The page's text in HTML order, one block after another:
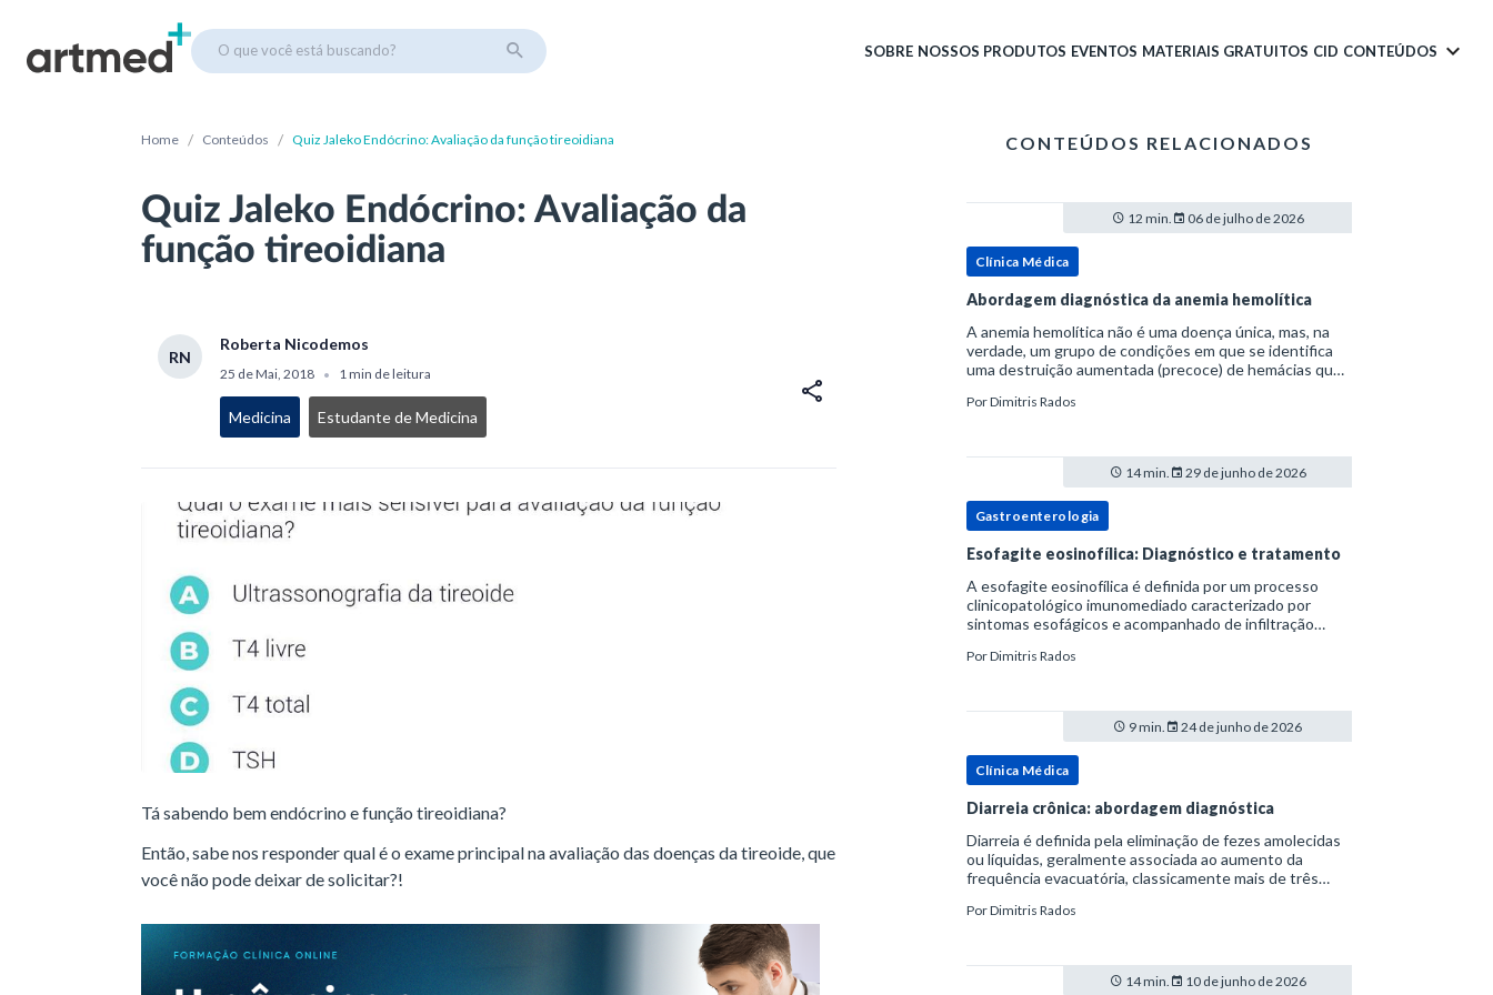
O que você está buscando? SOBRE NOSSOS PRODUTOS EVENTOS MATERIAIS GRATUITOS CID CONTEÚDOS
Home / Conteúdos / Quiz Jaleko Endócrino: Avaliação da função tireoidiana
Quiz Jaleko Endócrino: Avaliação da
função tireoidiana
RN
Roberta Nicodemos
25 de Mai, 2018 • 1 min de leitura
Medicina Estudante de Medicina
Tá sabendo bem endócrino e função tireoidiana?
Então, sabe nos responder qual é o exame principal na avaliação das doenças da tireoide, que
você não pode deixar de solicitar?!
CONTEÚDOS RELACIONADOS
12 min. 06 de julho de 2026
Clínica Médica
Abordagem diagnóstica da anemia hemolítica
A anemia hemolítica não é uma doença única, mas, na
verdade, um grupo de condições em que se identifica
uma destruição aumentada (precoce) de hemácias que
óssea.Como a vida média normal da hemácia é de apro
PorDimitris Rados
14 min. 29 de junho de 2026
Gastroenterologia
Esofagite eosinofílica: Diagnóstico e tratamento
A esofagite eosinofílica é definida por um processo
clinicopatológico imunomediado caracterizado por
sintomas esofágicos e acompanhado de infiltração
dentro do espectro da doença do refluxo gastr
PorDimitris Rados
9 min. 24 de junho de 2026
Clínica Médica
Diarreia crônica: abordagem diagnóstica
Diarreia é definida pela eliminação de fezes amolecidas
ou líquidas, geralmente associada ao aumento da
frequência evacuatória, classicamente mais de três
prática, a consistência das fezes costuma s
PorDimitris Rados
14 min. 10 de junho de 2026